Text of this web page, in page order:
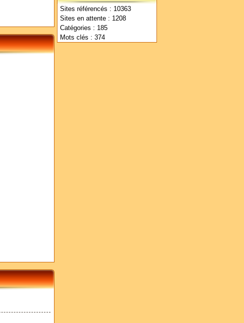
Sites référencés : 10363
Sites en attente : 1208
Catégories : 185
Mots clés : 374